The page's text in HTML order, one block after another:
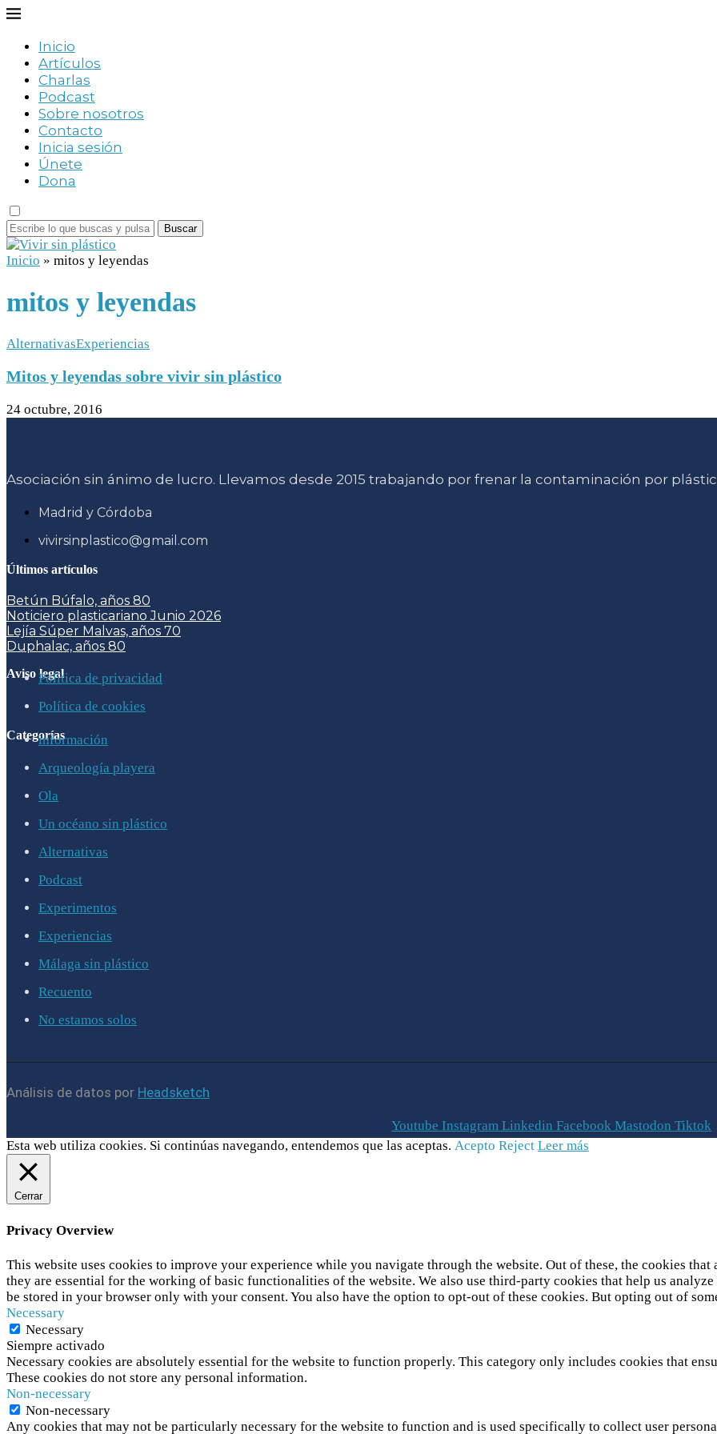
Inicio
Artículos
Charlas
Podcast
Sobre nosotros
Contacto
Inicia sesión
Únete
Dona
Buscar
Inicio » mitos y leyendas
mitos y leyendas
AlternativasExperiencias
Mitos y leyendas sobre vivir sin plástico
24 octubre, 2016
Asociación sin ánimo de lucro. Llevamos desde 2015 trabajando por frenar la contaminación por
Madrid y Córdoba
vivirsinplastico@gmail.com
Últimos artículos
Betún Búfalo, años 80
Noticiero plasticariano Junio 2026
Lejía Súper Malvas, años 70
Duphalac, años 80
Aviso legalPolítica de privacidad
Política de cookies
Categoríasinformación
Arqueología playera
Ola
Un océano sin plástico
Alternativas
Podcast
Experimentos
Experiencias
Málaga sin plástico
Recuento
No estamos solos
Análisis de datos por Headsketch
Youtube Instagram Linkedin Facebook Mastodon Tiktok
Esta web utiliza cookies. Si continúas navegando, entendemos que las aceptas. Acepto Reject Leer más
Cerrar
Privacy Overview
This website uses cookies to improve your experience while you navigate through the website. Out of these, the cookies that
they are essential for the working of basic functionalities of the website. We also use third-party cookies that help us
be stored in your browser only with your consent. You also have the option to opt-out of these cookies. But opting out of
Necessary
Necessary
Siempre activado
Necessary cookies are absolutely essential for the website to function properly. This category only includes cookies that
These cookies do not store any personal information.
Non-necessary
Non-necessary
Any cookies that may not be particularly necessary for the website to function and is used specifically to collect user